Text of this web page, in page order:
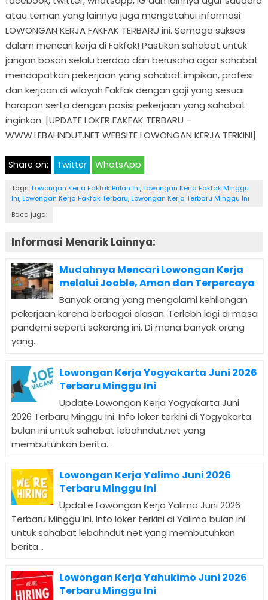
atau teman yang lainnya juga mengetahui informasi
LOWONGAN KERJA FAKFAK TERBARU ini. Semoga sukses
dalam mencari kerja di Fakfak! Pastikan sahabat untuk
jangan bosan selalu berdoa dan berusaha agar sahabat
mendapatkan pekerjaan yang sahabat impikan, profesi
dan kerjaan di wilayah Fakfak dengan gaji yang sesuai
harapan serta dengan posisi pekerjaan yang sahabat
inginkan. [UPDATE LOKER FAKFAK TERBARU –
WWW.LEBAHNDUT.NET WEBSITE LOWONGAN KERJA TERKINI]
Share on: Twitter WhatsApp
Tags: Lowongan Kerja Fakfak Bulan Ini, Lowongan Kerja Fakfak Minggu
Ini, Lowongan Kerja Fakfak Terbaru, Lowongan Kerja Terbaru Minggu Ini
Baca juga:
Informasi Menarik Lainnya:
Mudahnya Mencari Lowongan Kerja
melalui Jooble, Aman dan Terpercaya
Banyak orang yang mengalami kehilangan
pekerjaan karena berbagai alasan. Terlebh lagi di masa
pandemi seperti sekarang ini. Di mana banyak orang
yang...
Lowongan Kerja Yogyakarta Juni 2026
Terbaru Minggu Ini
Update Lowongan Kerja Yogyakarta Juni
2026 Terbaru Minggu Ini. Info loker terkini di Yogyakarta
bulan ini untuk sahabat lebahndut.net yang
membutuhkan berita...
Lowongan Kerja Yalimo Juni 2026
Terbaru Minggu Ini
Update Lowongan Kerja Yalimo Juni 2026
Terbaru Minggu Ini. Info loker terkini di Yalimo bulan ini
untuk sahabat lebahndut.net yang membutuhkan
berita...
Lowongan Kerja Yahukimo Juni 2026
Terbaru Minggu Ini